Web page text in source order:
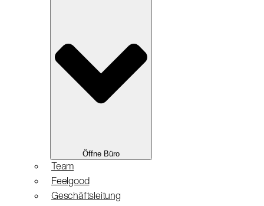
Öffne Büro
Team
Feelgood
Geschäftsleitung